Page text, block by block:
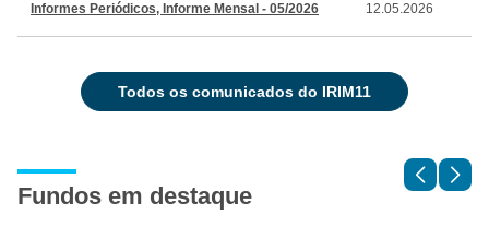
Informes Periódicos, Informe Mensal - 05/2026 12.05.2026
todos os comunicados do IRIM11
Fundos em destaque